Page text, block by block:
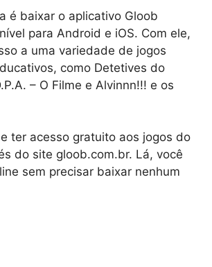
é baixar o aplicativo Gloob
para Android e iOS. Com ele,
a uma variedade de jogos
como Detetives do
– O Filme e Alvinnn!!! e os
ter acesso gratuito aos jogos do
do site gloob.com.br. Lá, você
sem precisar baixar nenhum